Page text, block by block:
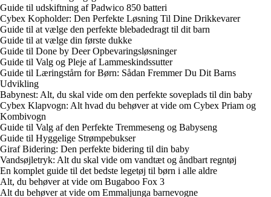
Guide til udskiftning af Padwico 850 batteri
Cybex Kopholder: Den Perfekte Løsning Til Dine Drikkevarer
Guide til at vælge den perfekte blebadedragt til dit barn
Guide til at vælge din første dukke
Guide til Done by Deer Opbevaringsløsninger
Guide til Valg og Pleje af Lammeskindssutter
Guide til Læringstårn for Børn: Sådan Fremmer Du Dit Barns
Udvikling
Babynest: Alt, du skal vide om den perfekte soveplads til din baby
Cybex Klapvogn: Alt hvad du behøver at vide om Cybex Priam og
Kombivogn
Guide til Valg af den Perfekte Tremmeseng og Babyseng
Guide til Hyggelige Strømpebukser
Giraf Bidering: Den perfekte bidering til din baby
Vandsøjletryk: Alt du skal vide om vandtæt og åndbart regntøj
En komplet guide til det bedste legetøj til børn i alle aldre
Alt, du behøver at vide om Bugaboo Fox 3
Alt du behøver at vide om Emmaljunga barnevogne